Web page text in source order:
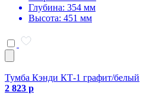
Глубина: 354 мм
Высота: 451 мм
Тумба Кэнди КТ-1 графит/белый
2 823 р